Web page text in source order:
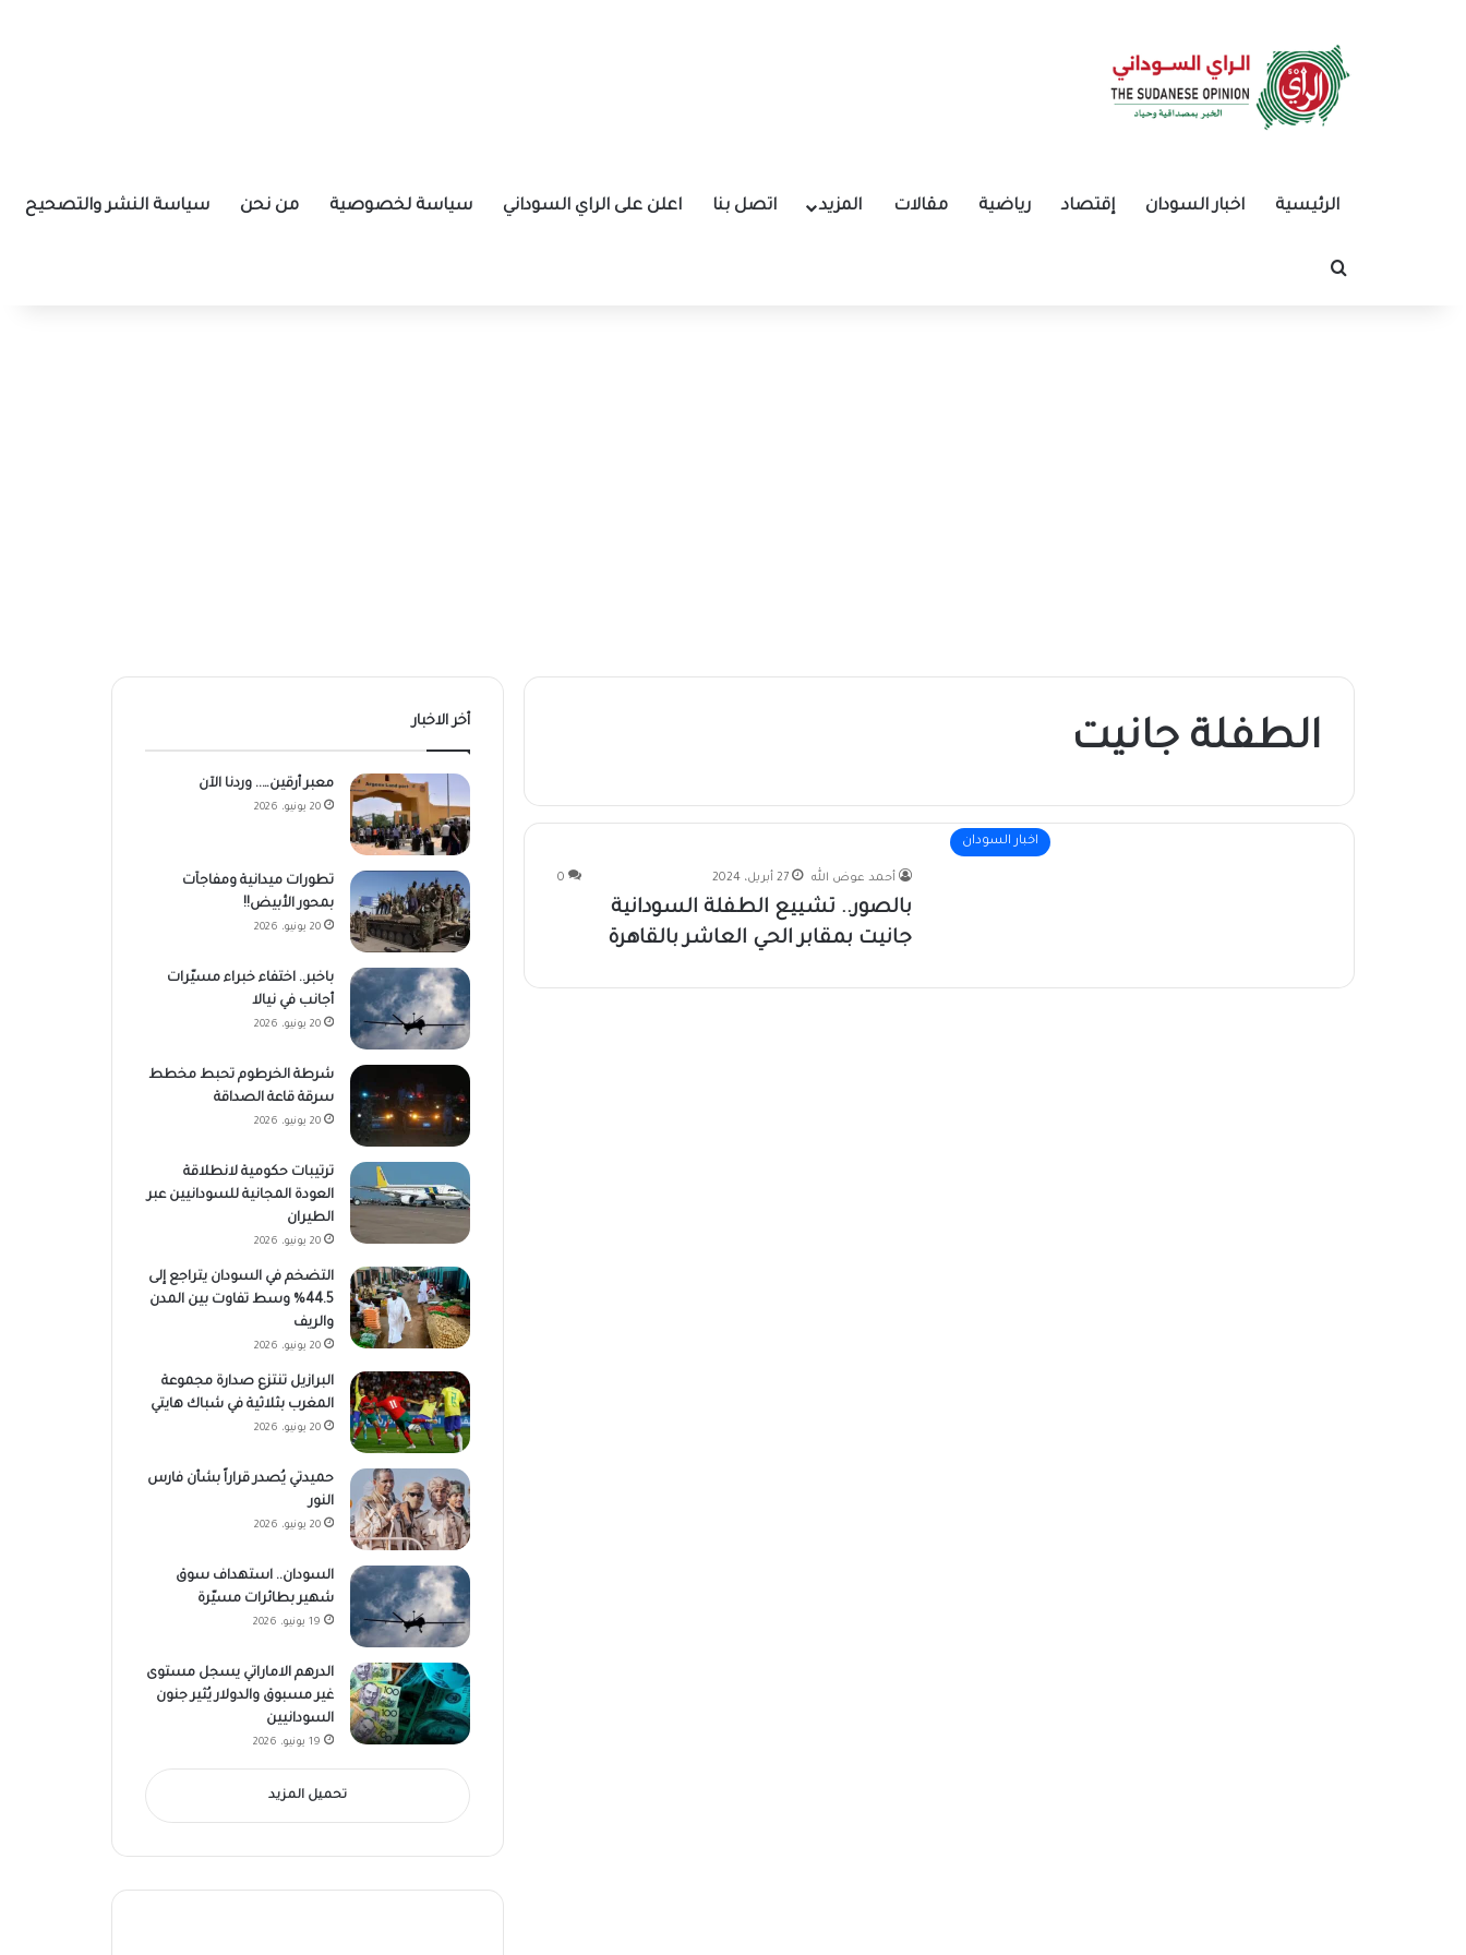
الرئيسية اخبار السودان إقتصاد رياضية مقالات المزيد اتصل بنا اعلن على الراي السوداني سياسة لخصوصية من نحن سياسة النشر والتصحيح
بحث عن
الطفلة جانيت
اخبار السودان
أحمد عوض الله 27 أبريل، 2024 0
بالصور.. تشييع الطفلة السودانية
جانيت بمقابر الحي العاشر بالقاهرة
أخر الاخبار
معبر أرقين….. وردنا الآن
20 يونيو، 2026
تطورات ميدانية ومفاجآت
بمحور الأبيض!!
20 يونيو، 2026
باخبر.. اختفاء خبراء مسيّرات
أجانب في نيالا
20 يونيو، 2026
شرطة الخرطوم تحبط مخطط
سرقة قاعة الصداقة
20 يونيو، 2026
ترتيبات حكومية لانطلاقة
العودة المجانية للسودانيين عبر
الطيران
20 يونيو، 2026
التضخم في السودان يتراجع إلى
44.5% وسط تفاوت بين المدن
والريف
20 يونيو، 2026
البرازيل تنتزع صدارة مجموعة
المغرب بثلاثية في شباك هايتي
20 يونيو، 2026
حميدتي يُصدر قراراً بشأن فارس
النور
20 يونيو، 2026
السودان.. استهداف سوق
شهير بطائرات مسيّرة
19 يونيو، 2026
الدرهم الاماراتي يسجل مستوى
غير مسبوق والدولار يُثير جنون
السودانيين
19 يونيو، 2026
تحميل المزيد